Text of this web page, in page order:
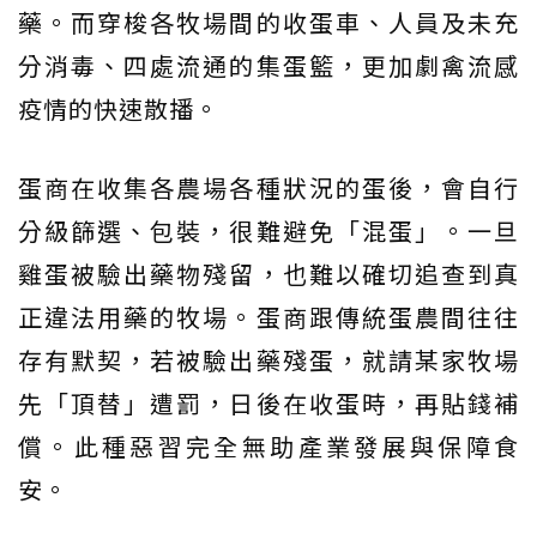
藥。而穿梭各牧場間的收蛋車、人員及未充
分消毒、四處流通的集蛋籃，更加劇禽流感
疫情的快速散播。
蛋商在收集各農場各種狀況的蛋後，會自行
分級篩選、包裝，很難避免「混蛋」。一旦
雞蛋被驗出藥物殘留，也難以確切追查到真
正違法用藥的牧場。蛋商跟傳統蛋農間往往
存有默契，若被驗出藥殘蛋，就請某家牧場
先「頂替」遭罰，日後在收蛋時，再貼錢補
償。此種惡習完全無助產業發展與保障食
安。